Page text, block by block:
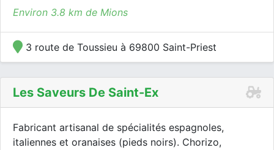
Environ 3.8 km de Mions
3 route de Toussieu à 69800 Saint-Priest
Les Saveurs De Saint-Ex
Fabricant artisanal de spécialités espagnoles,
italiennes et oranaises (pieds noirs). Chorizo,